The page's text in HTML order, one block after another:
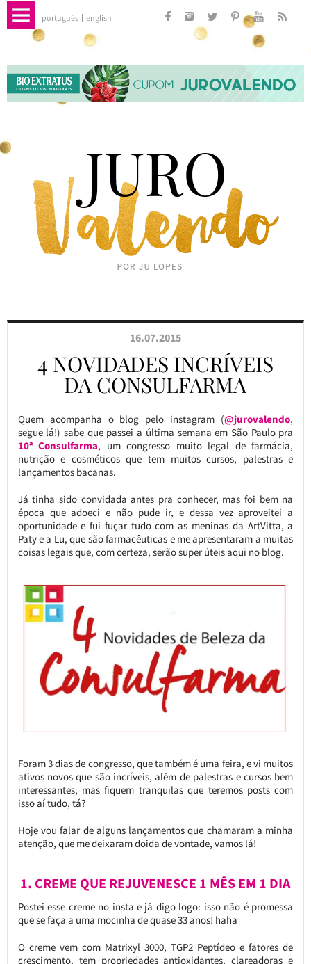
português english
16.07.2015
4 NOVIDADES INCRÍVEIS
DA CONSULFARMA
Quem acompanha o blog pelo instagram (@jurovalendo,
segue lá!) sabe que passei a última semana em São Paulo pra
10ª Consulfarma, um congresso muito legal de farmácia,
nutrição e cosméticos que tem muitos cursos, palestras e
lançamentos bacanas.
Já tinha sido convidada antes pra conhecer, mas foi bem na
época que adoeci e não pude ir, e dessa vez aproveitei a
oportunidade e fui fuçar tudo com as meninas da ArtVitta, a
Paty e a Lu, que são farmacêuticas e me apresentaram a muitas
coisas legais que, com certeza, serão super úteis aqui no blog.
Foram 3 dias de congresso, que também é uma feira, e vi muitos
ativos novos que são incríveis, além de palestras e cursos bem
interessantes, mas fiquem tranquilas que teremos posts com
isso aí tudo, tá?
Hoje vou falar de alguns lançamentos que chamaram a minha
atenção, que me deixaram doida de vontade, vamos lá!
1. CREME QUE REJUVENESCE 1 MÊS EM 1 DIA
Postei esse creme no insta e já digo logo: isso não é promessa
que se faça a uma mocinha de quase 33 anos! haha
O creme vem com Matrixyl 3000, TGP2 Peptídeo e fatores de
crescimento, tem propriedades antioxidantes, clareadoras e